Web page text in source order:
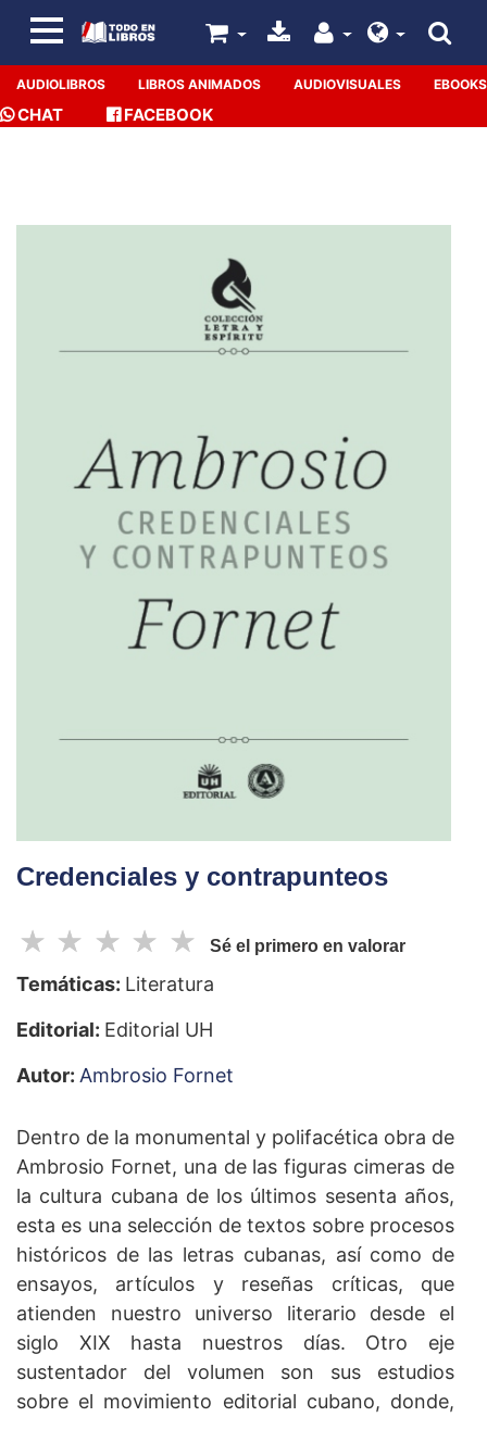
AUDIOLIBROS LIBROS ANIMADOS AUDIOVISUALES EBOOKS
CHAT FACEBOOK
Credenciales y contrapunteos
☆
☆
☆
☆
☆ Sé el primero en valorar
Temáticas: Literatura
Editorial: Editorial UH
Autor: Ambrosio Fornet
Dentro de la monumental y polifacética obra de
Ambrosio Fornet, una de las figuras cimeras de
la cultura cubana de los últimos sesenta años,
esta es una selección de textos sobre procesos
históricos de las letras cubanas, así como de
ensayos, artículos y reseñas críticas, que
atienden nuestro universo literario desde el
siglo XIX hasta nuestros días. Otro eje
sustentador del volumen son sus estudios
sobre el movimiento editorial cubano, donde,